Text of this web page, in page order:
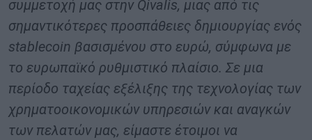
συμμετοχή μας στην Qivalis, μιας από τις
σημαντικότερες προσπάθειες δημιουργίας ενός
stablecoin βασισμένου στο ευρώ, σύμφωνα με
το ευρωπαϊκό ρυθμιστικό πλαίσιο. Σε μια
περίοδο ταχείας εξέλιξης της τεχνολογίας των
χρηματοοικονομικών υπηρεσιών και αναγκών
των πελατών μας, είμαστε έτοιμοι να